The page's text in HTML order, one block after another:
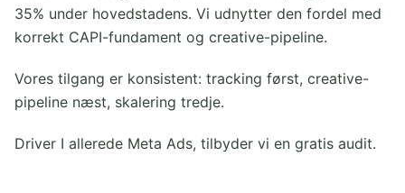
35% under hovedstadens. Vi udnytter den fordel med
korrekt CAPI-fundament og creative-pipeline.
Vores tilgang er konsistent: tracking først, creative-
pipeline næst, skalering tredje.
Driver I allerede Meta Ads, tilbyder vi en gratis audit.